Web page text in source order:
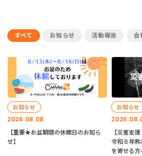
すべて お知らせ 活動報告 会
2026.08.08
お知らせ
【重要★お盆期間の休館日のお知ら
せ】
お知らせ
【災害支
令和８年
を寄せる方